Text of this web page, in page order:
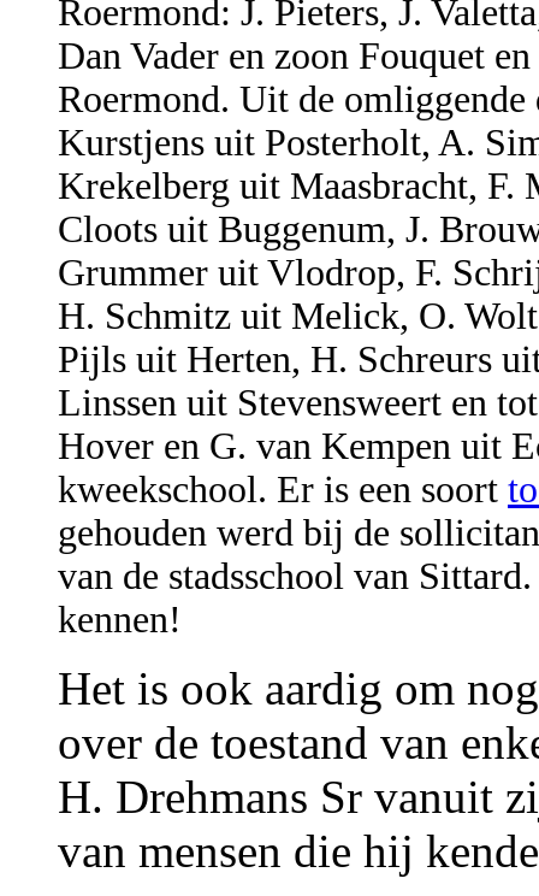
Roermond: J. Pieters, J.
Dan Vader en zoon Fouquet
Roermond. Uit de
Kurstjens uit Posterholt, A.
Krekelberg uit Maasbracht, F.
Cloots uit Buggenum, J.
Grummer uit Vlodrop, F.
H. Schmitz uit Melick, O.
Pijls uit Herten, H. Schreurs
Linssen uit Stevensweert en
Hover en G. van Kempen uit
kweekschool. Er is een soort
gehouden werd bij de
van de stadsschool van
kennen!
Het is ook aardig om
over de toestand van
H. Drehmans Sr vanuit
van mensen die hij